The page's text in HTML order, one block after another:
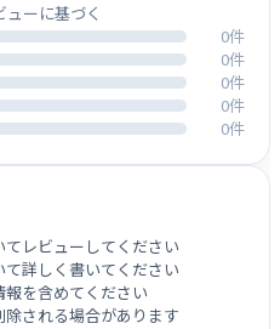
ューに基づく
0件
0件
0件
0件
0件
レビューしてください
詳しく書いてください
報を含めてください
される場合があります